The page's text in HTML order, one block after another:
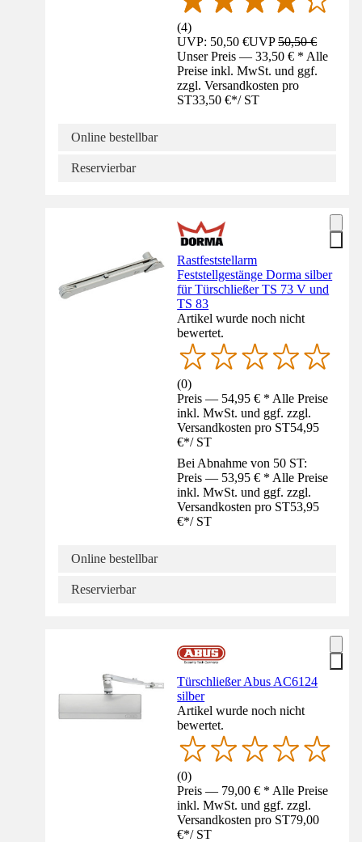
(4)
UVP: 50,50 €UVP50,50 €
Unser Preis — 33,50 € * Alle
Preise inkl. MwSt. und ggf.
zzgl. Versandkosten pro
ST33,50 €*/ ST
Online bestellbar
Reservierbar
Rastfeststellarm
Feststellgestänge Dorma silber
für Türschließer TS 73 V und
TS 83
Artikel wurde noch nicht
bewertet.
(0)
Preis — 54,95 € * Alle Preise
inkl. MwSt. und ggf. zzgl.
Versandkosten pro ST54,95
€*/ ST
Bei Abnahme von 50 ST:
Preis — 53,95 € * Alle Preise
inkl. MwSt. und ggf. zzgl.
Versandkosten pro ST53,95
€*/ ST
Online bestellbar
Reservierbar
Türschließer Abus AC6124
silber
Artikel wurde noch nicht
bewertet.
(0)
Preis — 79,00 € * Alle Preise
inkl. MwSt. und ggf. zzgl.
Versandkosten pro ST79,00
€*/ ST